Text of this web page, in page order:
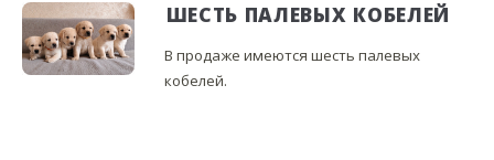
ШЕСТЬ ПАЛЕВЫХ КОБЕЛЕЙ
В продаже имеются шесть палевых
кобелей.